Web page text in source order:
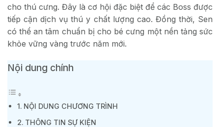
cho thú cưng. Đây là cơ hội đặc biệt để các Boss được
tiếp cận dịch vụ thú y chất lượng cao. Đồng thời, Sen
có thể an tâm chuẩn bị cho bé cưng một nền tảng sức
khỏe vững vàng trước năm mới.
Nội dung chính
NỘI DUNG CHƯƠNG TRÌNH
THÔNG TIN SỰ KIỆN